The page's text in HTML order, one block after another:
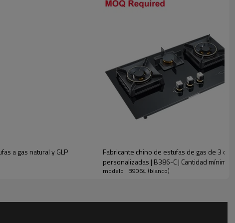
a gas natural y GLP
Fabricante chino de estufas de gas de 3
personalizadas | B386-C | Cantidad
modelo : B9064 (blanco)